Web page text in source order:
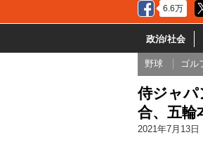
6.6万
政治/社会
野球 ゴル
侍ジャパ
合、五輪
2021年7月13日